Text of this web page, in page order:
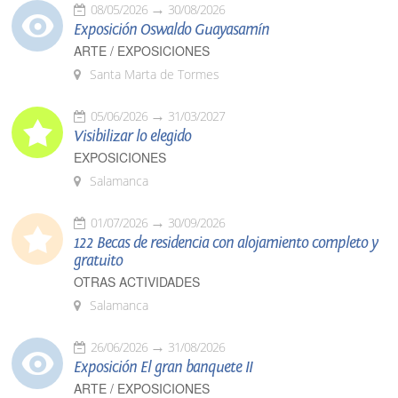
08/05/2026 30/08/2026
Exposición Oswaldo Guayasamín
ARTE / EXPOSICIONES
Santa Marta de Tormes
05/06/2026 31/03/2027
Visibilizar lo elegido
EXPOSICIONES
Salamanca
01/07/2026 30/09/2026
122 Becas de residencia con alojamiento completo y
gratuito
OTRAS ACTIVIDADES
Salamanca
26/06/2026 31/08/2026
Exposición El gran banquete II
ARTE / EXPOSICIONES